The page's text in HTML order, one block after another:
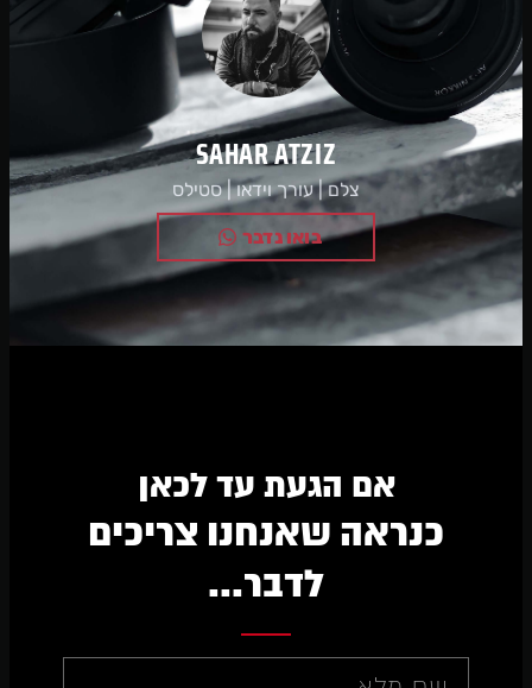
SAHAR ATZIZ
צלם | עורך וידאו | סטילס
בואו נדבר
אם הגעת עד לכאן
כנראה שאנחנו צריכים
לדבר...